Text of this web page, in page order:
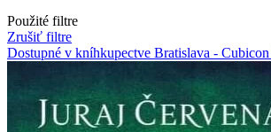
Použité filtre
Zrušiť filtre
Dostupné v kníhkupectve Bratislava -